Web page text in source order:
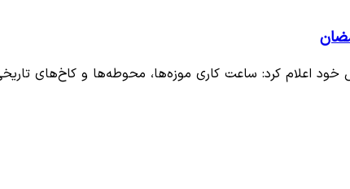
اعلام کرد: ساعت کاری موزه‌ها، محوطه‌ها و کاخ‌های